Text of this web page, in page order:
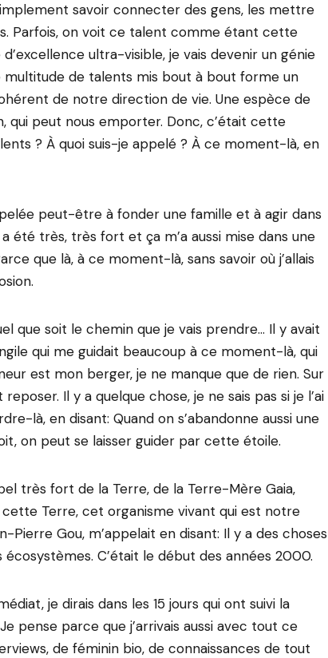
savoir connecter des gens, les mettre
Parfois, on voit ce talent comme étant cette
ultra-visible, je vais devenir un génie
multitude de talents mis bout à bout forme un
de notre direction de vie. Une espèce de
qui peut nous emporter. Donc, c’était cette
? À quoi suis-je appelé ? À ce moment-là, en
peut-être à fonder une famille et à agir dans
été très, très fort et ça m’a aussi mise dans une
que là, à ce moment-là, sans savoir où j’allais
que soit le chemin que je vais prendre… Il y avait
qui me guidait beaucoup à ce moment-là, qui
est mon berger, je ne manque que de rien. Sur
Il y a quelque chose, je ne sais pas si je l’ai
là, en disant: Quand on s’abandonne aussi une
on peut se laisser guider par cette étoile.
très fort de la Terre, de la Terre-Mère Gaia,
Terre, cet organisme vivant qui est notre
Gou, m’appelait en disant: Il y a des choses
C’était le début des années 2000.
je dirais dans les 15 jours qui ont suivi la
pense parce que j’arrivais aussi avec tout ce
de féminin bio, de connaissances de tout